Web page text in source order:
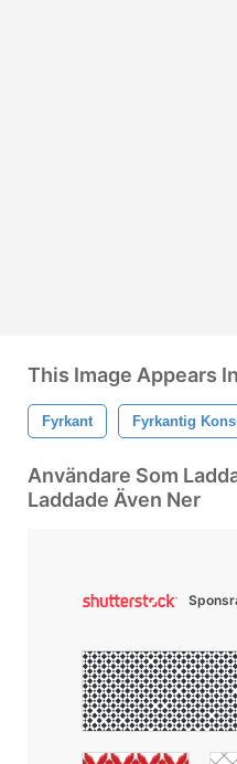
This Image Appears
Fyrkant Fyrkantig
Användare Som
Laddade Även Ner